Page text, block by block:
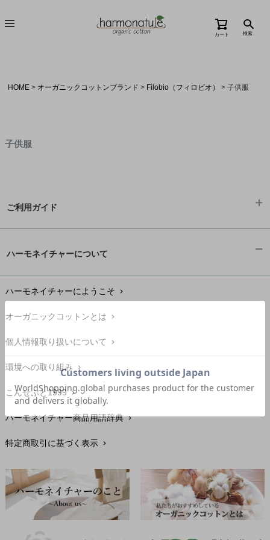
カート 検索
HOME オーガニックコットンブランド Filobio（フィロビオ） 子供服
子供服
ご利用ガイド
配送と送料chevron_right
在庫状況と発送予定chevron_right
サイズ・寸法chevron_right
生地・素材chevron_right
お手入れについて chevron_right
レビューを書こうchevron_right
返品交換chevron_right
FAXでのご注文
お問い合わせchevron_right
ハーモネイチャーについて
ハーモネイチャーにようこそ chevron_right
オーガニックコットンとは chevron_right
個人情報取り扱いについて chevron_right
環境への取り組み chevron_right
こんせぷと1999 chevron_right
ハーモネイチャー商品用語辞典chevron_right
特定商取引に基づく表示 chevron_right